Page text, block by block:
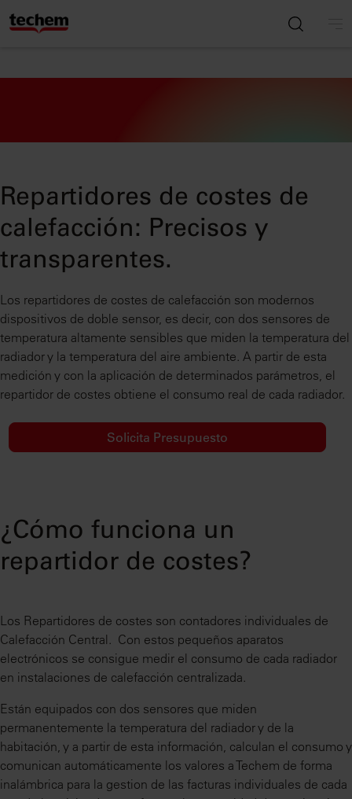
Repartidores de costes de
calefacción: Precisos y
transparentes.
Los repartidores de costes de calefacción son modernos
dispositivos de doble sensor, es decir, con dos sensores de
temperatura altamente sensibles que miden la temperatura del
radiador y la temperatura del aire ambiente. A partir de esta
medición y con la aplicación de determinados parámetros, el
repartidor de costes obtiene el consumo real de cada radiador.
Solicita Presupuesto
¿Cómo funciona un
repartidor de costes?
Los Repartidores de costes son contadores individuales de
Calefacción Central. Con estos pequeños aparatos
electrónicos se consigue medir el consumo de cada radiador
en instalaciones de calefacción centralizada.
Están equipados con dos sensores que miden
permanentemente la temperatura del radiador y de la
habitación, y a partir de esta información, calculan el consumo y
comunican automáticamente los valores a Techem de forma
inalámbrica para la gestion de las facturas individuales de cada